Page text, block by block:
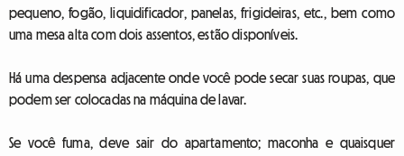
pequeno, fogão, liquidificador, panelas, frigideiras, etc., bem como
uma mesa alta com dois assentos, estão disponíveis.
Há uma despensa adjacente onde você pode secar suas roupas, que
podem ser colocadas na máquina de lavar.
Se você fuma, deve sair do apartamento; maconha e quaisquer